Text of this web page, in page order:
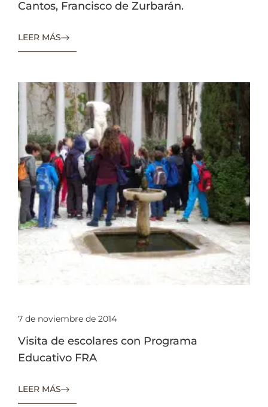
Cantos, Francisco de Zurbarán.
LEER MÁS
7 de noviembre de 2014
Visita de escolares con Programa
Educativo FRA
LEER MÁS